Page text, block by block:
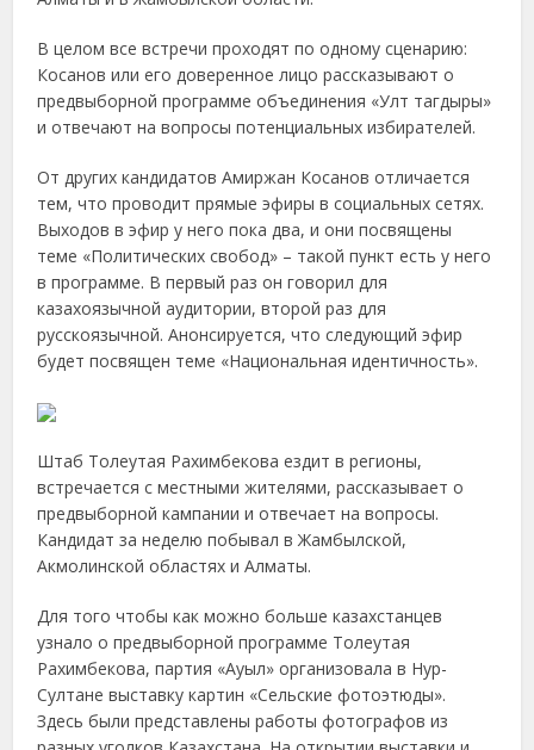
В целом все встречи проходят по одному сценарию:
Косанов или его доверенное лицо рассказывают о
предвыборной программе объединения «Улт тагдыры»
и отвечают на вопросы потенциальных избирателей.
От других кандидатов Амиржан Косанов отличается
тем, что проводит прямые эфиры в социальных сетях.
Выходов в эфир у него пока два, и они посвящены
теме «Политических свобод» – такой пункт есть у него
в программе. В первый раз он говорил для
казахоязычной аудитории, второй раз для
русскоязычной. Анонсируется, что следующий эфир
будет посвящен теме «Национальная идентичность».
Штаб Толеутая Рахимбекова ездит в регионы,
встречается с местными жителями, рассказывает о
предвыборной кампании и отвечает на вопросы.
Кандидат за неделю побывал в Жамбылской,
Акмолинской областях и Алматы.
Для того чтобы как можно больше казахстанцев
узнало о предвыборной программе Толеутая
Рахимбекова, партия «Ауыл» организовала в Нур-
Султане выставку картин «Сельские фотоэтюды».
Здесь были представлены работы фотографов из